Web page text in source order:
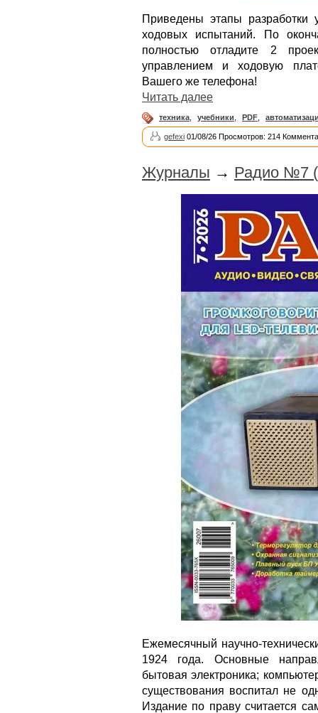
Приведены этапы разработки
ходовых испытаний. По
полностью отладите 2
управлением и ходовую
Вашего же телефона!
Читать далее
техника учебники PDF
gefexi 01/08/26 Просмотров: 214
Журналы → Радио №7
Ежемесячный научно-
1924 года. Основные
бытовая электроника;
существования воспитал не
Издание по праву считается